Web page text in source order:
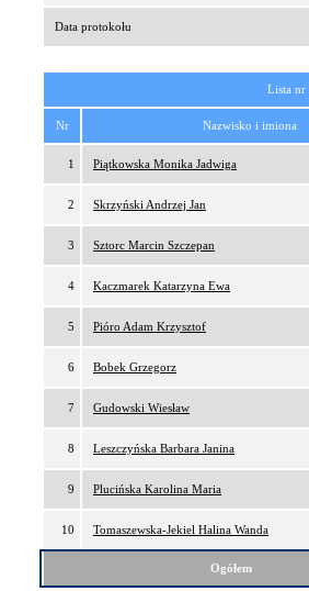
Data protokołu
Lista nr
Nr Nazwisko i imiona
1 Piątkowska Monika Jadwiga
2 Skrzyński Andrzej Jan
3 Sztorc Marcin Szczepan
4 Kaczmarek Katarzyna Ewa
5 Pióro Adam Krzysztof
6 Bobek Grzegorz
7 Gudowski Wiesław
8 Leszczyńska Barbara Janina
9 Plucińska Karolina Maria
10 Tomaszewska-Jekiel Halina Wanda
Ogółem